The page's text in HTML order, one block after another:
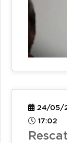
24/05/
17:02